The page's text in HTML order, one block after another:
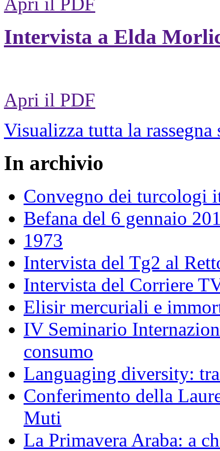
Intervista a Elda
Apri il PDF
Visualizza tutta la rassegna
In archivio
Convegno dei turcologi
Befana del 6 gennaio
1973
Intervista del Tg2 al
Intervista del Corriere
Elisir mercuriali e
IV Seminario
consumo
Languaging diversity:
Conferimento della
Muti
La Primavera Araba: a